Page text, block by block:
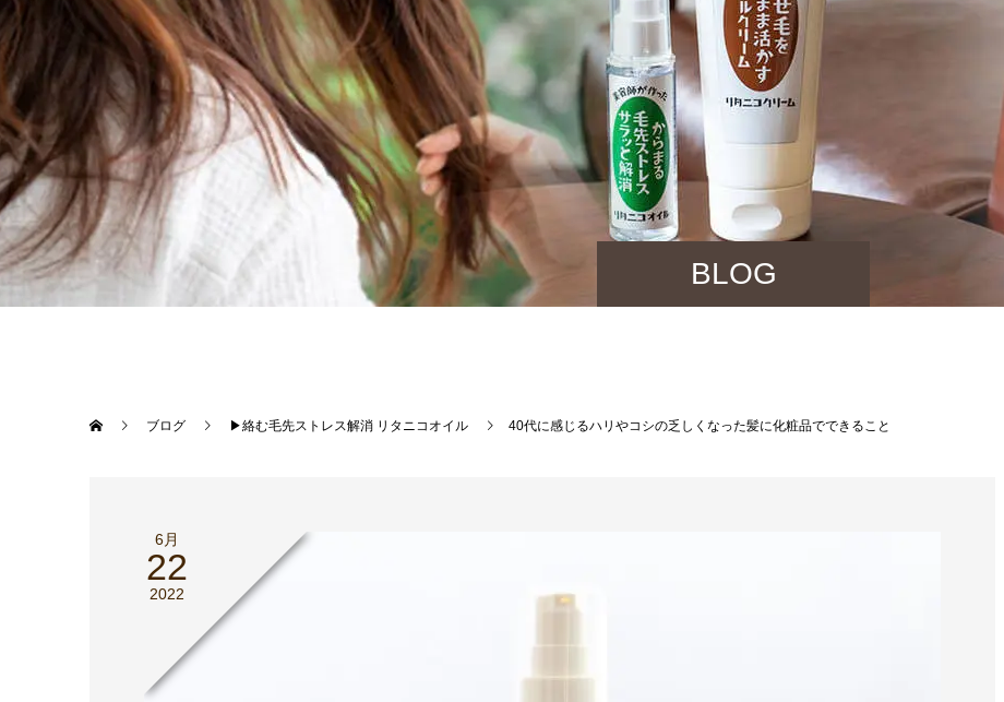
BLOG
ブログ ▶︎絡む毛先ストレス解消 リタニコオイル 40代に感じるハリやコシの乏しくなった髪に化粧品でできること
6月
22
2022